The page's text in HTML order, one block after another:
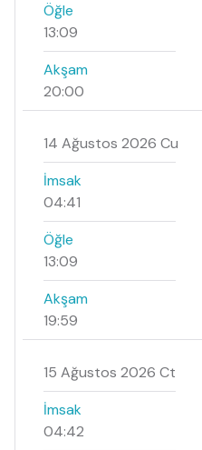
Öğle
13:09
Akşam
20:00
14 Ağustos 2026 Cu
İmsak
04:41
Öğle
13:09
Akşam
19:59
15 Ağustos 2026 Ct
İmsak
04:42